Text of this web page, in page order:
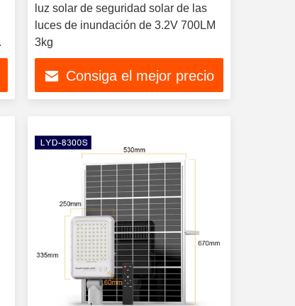
luz solar de seguridad solar de las
luces de inundación de 3.2V 700LM
3kg
Consiga el mejor precio